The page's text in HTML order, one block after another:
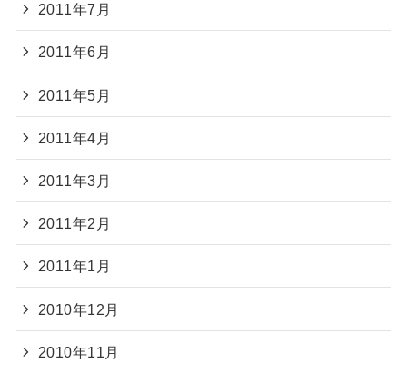
2011年7月
2011年6月
2011年5月
2011年4月
2011年3月
2011年2月
2011年1月
2010年12月
2010年11月